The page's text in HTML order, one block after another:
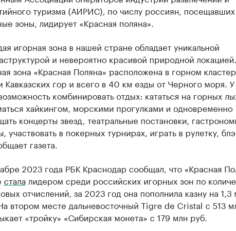
туризма (АИРИС), по числу россиян, посещавших
зоны, лидирует «Красная поляна».
игорная зона в нашей стране обладает уникальной
и невероятно красивой природной локацией.
зона «Красная Поляна» расположена в горном
Кавказских гор и всего в 40 км езды от Черного моря. У
комбинировать отдых: кататься на горных
хайкингом, морскими прогулками и одновременно
концерты звезд, театральные постановки,
участвовать в покерных турнирах, играть в рулетку,
газета.
2023 года РБК Краснодар сообщал, что «Красная
стала лидером среди российских игорных зон по
отчислений, за 2023 год она пополнила казну на 1,3
втором месте дальневосточный Tigre de Cristal с 513
«тройку» «Сибирская монета» с 179 млн руб.